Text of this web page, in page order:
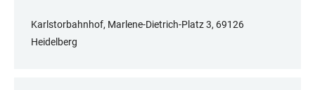
Karlstorbahnhof, Marlene-Dietrich-Platz 3, 69126
Heidelberg